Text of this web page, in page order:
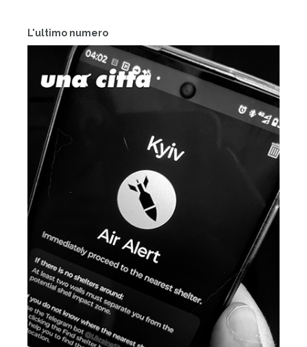
L'ultimo numero